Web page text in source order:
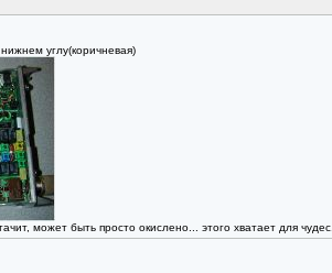
углу(коричневая)
может быть просто окислено... этого хватает для чудес.